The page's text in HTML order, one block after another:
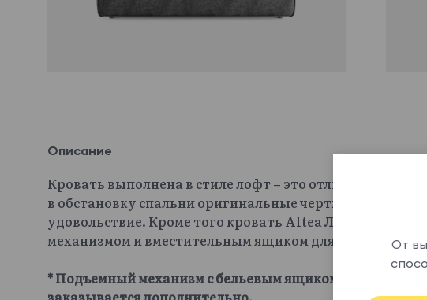
Описание
Кровать выполнена в стиле лофт – это отличное
в обстановку спальни оригинальные черты и
удовольствие. Кроме того кровать Altea Лофт может
механизмом и вместительным ящиком для хранения.
* Подъемный механизм с бельевым ящиком и основание
От